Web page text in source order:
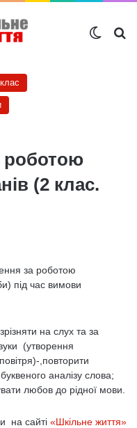
роботою
(2 клас.
за роботою
під час вимови
на слух та за
(утворення
,повторити
аналізу слова;
любов до рідної мови.
на сайті «Шкільне життя»